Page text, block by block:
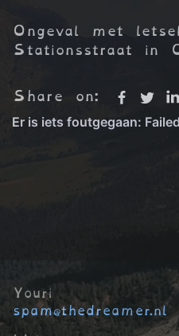
Ongeval met
Stationsstraat in
Share on:
Youri
spam@thedreamer.nl